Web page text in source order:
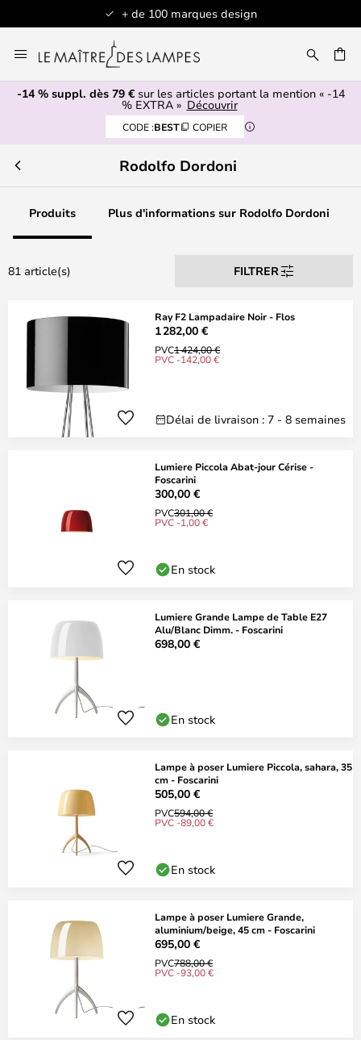
Articles en stock expédiés sous 1
au
contenu
-14 % suppl. dès 79 €sur les articles portant la mention « -14
% EXTRA » Découvrir
CODE :BEST COPIER
Rodolfo Dordoni
Produits Plus d'informations sur Rodolfo Dordoni
81 article(s) FILTRER
Ray F2 Lampadaire Noir - Flos
1 282,00 €
PVC1 424,00 €
PVC -142,00 €
Délai de livraison : 7 - 8 semaines
Lumiere Piccola Abat-jour Cérise -
Foscarini
300,00 €
PVC301,00 €
PVC -1,00 €
En stock
Lumiere Grande Lampe de Table E27
Alu/Blanc Dimm. - Foscarini
698,00 €
En stock
Lampe à poser Lumiere Piccola, sahara, 35
cm - Foscarini
505,00 €
PVC594,00 €
PVC -89,00 €
En stock
Lampe à poser Lumiere Grande,
aluminium/beige, 45 cm - Foscarini
695,00 €
PVC788,00 €
PVC -93,00 €
En stock